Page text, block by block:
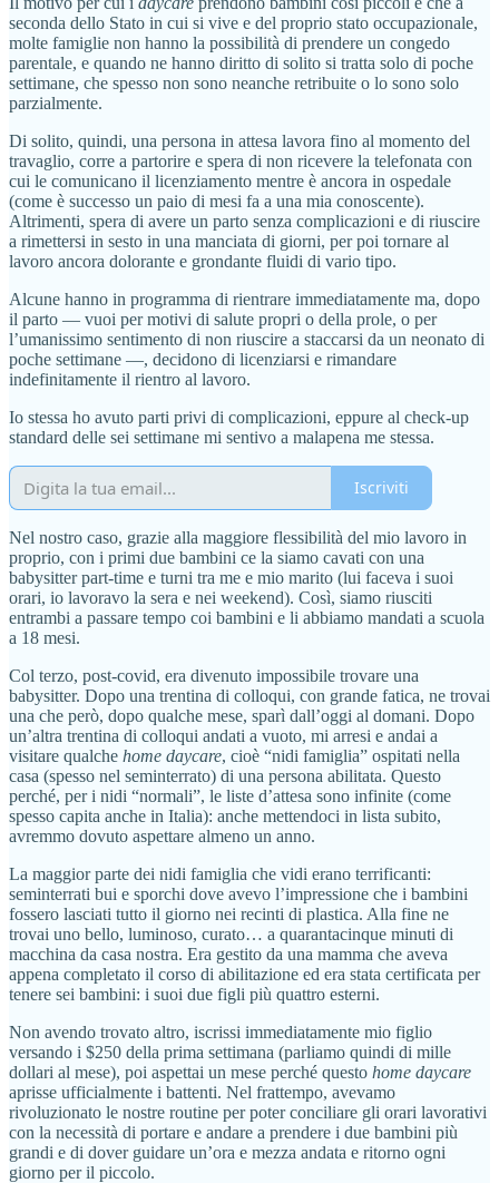
seconda dello Stato in cui si vive e del proprio stato occupazionale,
molte famiglie non hanno la possibilità di prendere un congedo
parentale, e quando ne hanno diritto di solito si tratta solo di poche
settimane, che spesso non sono neanche retribuite o lo sono solo
parzialmente.
Di solito, quindi, una persona in attesa lavora fino al momento del
travaglio, corre a partorire e spera di non ricevere la telefonata con
cui le comunicano il licenziamento mentre è ancora in ospedale
(come è successo un paio di mesi fa a una mia conoscente).
Altrimenti, spera di avere un parto senza complicazioni e di riuscire
a rimettersi in sesto in una manciata di giorni, per poi tornare al
lavoro ancora dolorante e grondante fluidi di vario tipo.
Alcune hanno in programma di rientrare immediatamente ma, dopo
il parto — vuoi per motivi di salute propri o della prole, o per
l’umanissimo sentimento di non riuscire a staccarsi da un neonato di
poche settimane —, decidono di licenziarsi e rimandare
indefinitamente il rientro al lavoro.
Io stessa ho avuto parti privi di complicazioni, eppure al check-up
standard delle sei settimane mi sentivo a malapena me stessa.
Iscriviti
Nel nostro caso, grazie alla maggiore flessibilità del mio lavoro in
proprio, con i primi due bambini ce la siamo cavati con una
babysitter part-time e turni tra me e mio marito (lui faceva i suoi
orari, io lavoravo la sera e nei weekend). Così, siamo riusciti
entrambi a passare tempo coi bambini e li abbiamo mandati a scuola
a 18 mesi.
Col terzo, post-covid, era divenuto impossibile trovare una
babysitter. Dopo una trentina di colloqui, con grande fatica, ne trovai
una che però, dopo qualche mese, sparì dall’oggi al domani. Dopo
un’altra trentina di colloqui andati a vuoto, mi arresi e andai a
visitare qualche home daycare, cioè “nidi famiglia” ospitati nella
casa (spesso nel seminterrato) di una persona abilitata. Questo
perché, per i nidi “normali”, le liste d’attesa sono infinite (come
spesso capita anche in Italia): anche mettendoci in lista subito,
avremmo dovuto aspettare almeno un anno.
La maggior parte dei nidi famiglia che vidi erano terrificanti:
seminterrati bui e sporchi dove avevo l’impressione che i bambini
fossero lasciati tutto il giorno nei recinti di plastica. Alla fine ne
trovai uno bello, luminoso, curato… a quarantacinque minuti di
macchina da casa nostra. Era gestito da una mamma che aveva
appena completato il corso di abilitazione ed era stata certificata per
tenere sei bambini: i suoi due figli più quattro esterni.
Non avendo trovato altro, iscrissi immediatamente mio figlio
versando i $250 della prima settimana (parliamo quindi di mille
dollari al mese), poi aspettai un mese perché questo home daycare
aprisse ufficialmente i battenti. Nel frattempo, avevamo
rivoluzionato le nostre routine per poter conciliare gli orari lavorativi
con la necessità di portare e andare a prendere i due bambini più
grandi e di dover guidare un’ora e mezza andata e ritorno ogni
giorno per il piccolo.